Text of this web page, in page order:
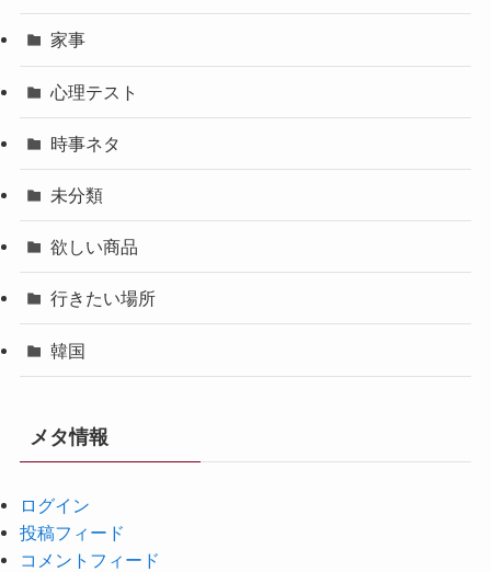
家事
心理テスト
時事ネタ
未分類
欲しい商品
行きたい場所
韓国
メタ情報
ログイン
投稿フィード
コメントフィード